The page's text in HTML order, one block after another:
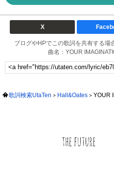
X
ブログやHPでこの歌詞を共有する
曲名：YOUR
歌詞検索UtaTen Hall&Oates YOUR